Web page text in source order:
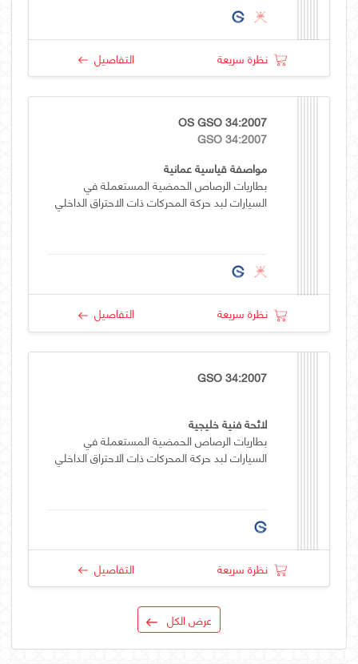
نظرة سريعة التفاصيل
OS GSO 34:2007
GSO 34:2007
مواصفة قياسية عمانية
بطاريات الرصاص الحمضية المستعملة في
السيارات لبد حركة المحركات ذات الاحتراق الداخلي
نظرة سريعة التفاصيل
GSO 34:2007
لائحة فنية خليجية
بطاريات الرصاص الحمضية المستعملة في
السيارات لبد حركة المحركات ذات الاحتراق الداخلي
نظرة سريعة التفاصيل
عرض الكل